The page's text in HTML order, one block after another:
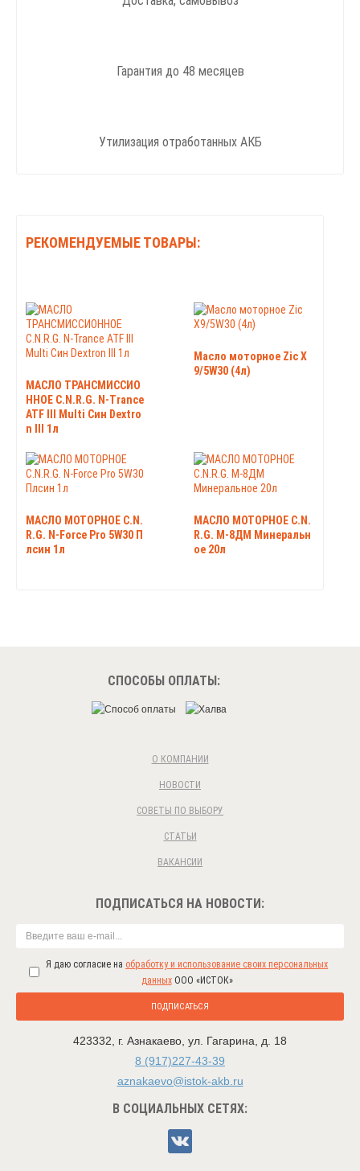
Гарантия до 48 месяцев
Утилизация отработанных АКБ
РЕКОМЕНДУЕМЫЕ ТОВАРЫ:
МАСЛО ТРАНСМИССИО
ННОЕ C.N.R.G. N-Trance
ATF III Multi Син Dextro
n III 1л
Масло моторное Zic X
9/5W30 (4л)
МАСЛО МОТОРНОЕ C.N.
R.G. N-Force Pro 5W30 П
лсин 1л
МАСЛО МОТОРНОЕ C.N.
R.G. М-8ДМ Минеральн
ое 20л
СПОСОБЫ ОПЛАТЫ:
О КОМПАНИИ
НОВОСТИ
СОВЕТЫ ПО ВЫБОРУ
СТАТЬИ
ВАКАНСИИ
ПОДПИСАТЬСЯ НА НОВОСТИ:
Я даю согласие на обработку и использование своих персональных
данныхООО «ИСТОК»
ПОДПИСАТЬСЯ
423332 г. Азнакаево ул. Гагарина, д. 18
8 (917)227-43-39
aznakaevo@istok-akb.ru
В СОЦИАЛЬНЫХ СЕТЯХ: